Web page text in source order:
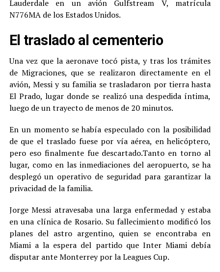
Lauderdale en un avión Gulfstream V, matrícula
N776MA de los Estados Unidos.
El traslado al cementerio
Una vez que la aeronave tocó pista, y tras los trámites
de Migraciones, que se realizaron directamente en el
avión, Messi y su familia se trasladaron por tierra hasta
El Prado, lugar donde se realizó una despedida íntima,
luego de un trayecto de menos de 20 minutos.
En un momento se había especulado con la posibilidad
de que el traslado fuese por vía aérea, en helicóptero,
pero eso finalmente fue descartado.Tanto en torno al
lugar, como en las inmediaciones del aeropuerto, se ha
desplegó un operativo de seguridad para garantizar la
privacidad de la familia.
Jorge Messi atravesaba una larga enfermedad y estaba
en una clínica de Rosario. Su fallecimiento modificó los
planes del astro argentino, quien se encontraba en
Miami a la espera del partido que Inter Miami debía
disputar ante Monterrey por la Leagues Cup.